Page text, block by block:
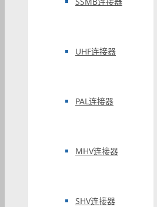
UHF连接器
PAL连接器
MHV连接器
SHV连接器